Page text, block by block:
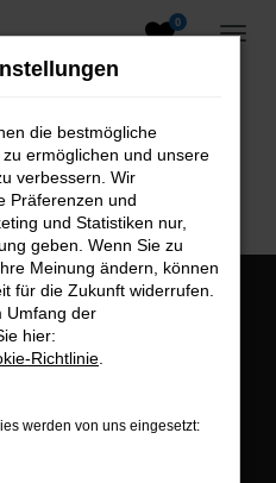
0
Freitag:
die bestmögliche
ermöglichen und unsere
verbessern. Wir
Präferenzen und
und Statistiken nur,
geben. Wenn Sie zu
Meinung ändern, können
für die Zukunft widerrufen.
Umfang der
hier:
Richtlinie
werden von uns eingesetzt: